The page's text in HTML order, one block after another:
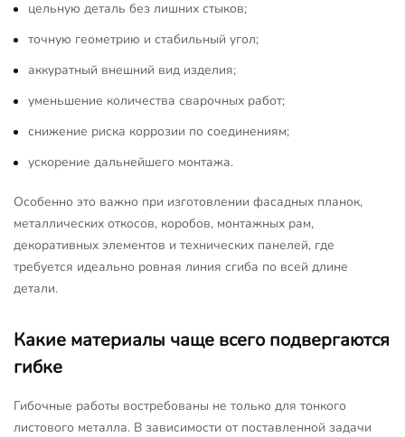
цельную деталь без лишних стыков;
точную геометрию и стабильный угол;
аккуратный внешний вид изделия;
уменьшение количества сварочных работ;
снижение риска коррозии по соединениям;
ускорение дальнейшего монтажа.
Особенно это важно при изготовлении фасадных планок,
металлических откосов, коробов, монтажных рам,
декоративных элементов и технических панелей, где
требуется идеально ровная линия сгиба по всей длине
детали.
Какие материалы чаще всего подвергаются
гибке
Гибочные работы востребованы не только для тонкого
листового металла. В зависимости от поставленной задачи